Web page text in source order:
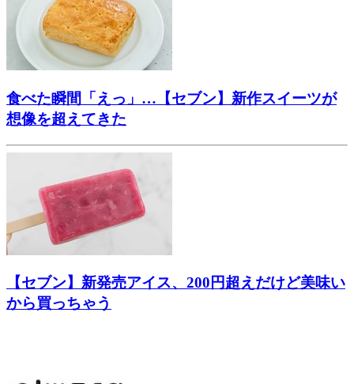
食べた瞬間「えっ」…【セブン】新作スイーツが
想像を超えてきた
【セブン】新発売アイス、200円超えだけど美味い
から買っちゃう